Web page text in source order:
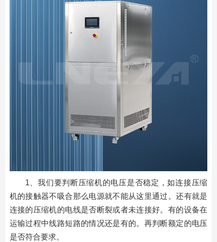
1、我们要判断压缩机的电压是否稳定，如连接压缩
机的接触器不吸合那么电源就不能从这里通过。还有就是
连接的压缩机的电线是否断裂或者未连接好。有的设备在
运输过程中线路短路的情况还是有的。再判断额定的电压
是否符合要求。